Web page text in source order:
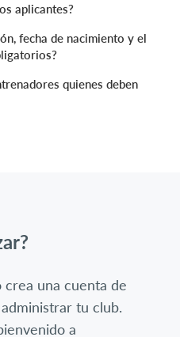
aplicantes?
fecha de nacimiento y el
quienes deben
una cuenta de
tu club.
a